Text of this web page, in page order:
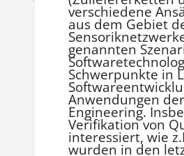
verschiedene
aus dem Gebiet
genannten
Schwerpunkte in
Anwendungen
Engineering.
Verifikation von
interessiert, wie
wurden in den